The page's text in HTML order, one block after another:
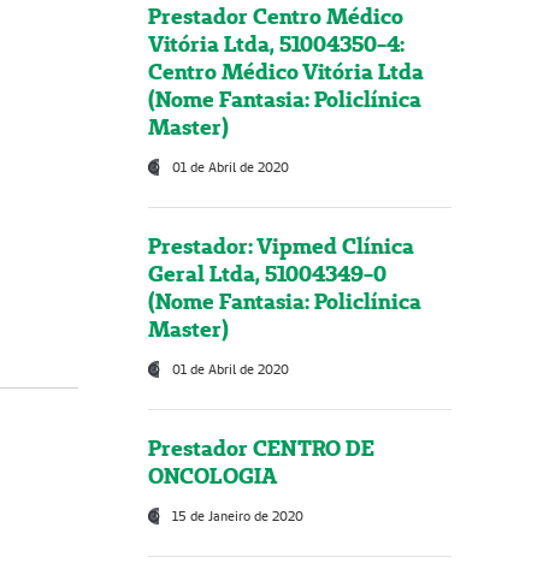
Prestador Centro Médico
Vitória Ltda, 51004350-4:
Centro Médico Vitória Ltda
(Nome Fantasia: Policlínica
Master)
01 de Abril de 2020
Prestador: Vipmed Clínica
Geral Ltda, 51004349-0
(Nome Fantasia: Policlínica
Master)
01 de Abril de 2020
Prestador CENTRO DE
ONCOLOGIA
15 de Janeiro de 2020